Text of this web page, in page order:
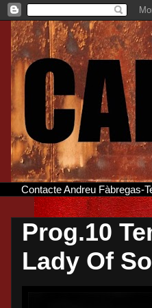
Contacte Andreu Fàbregas-
Prog.10
Lady Of